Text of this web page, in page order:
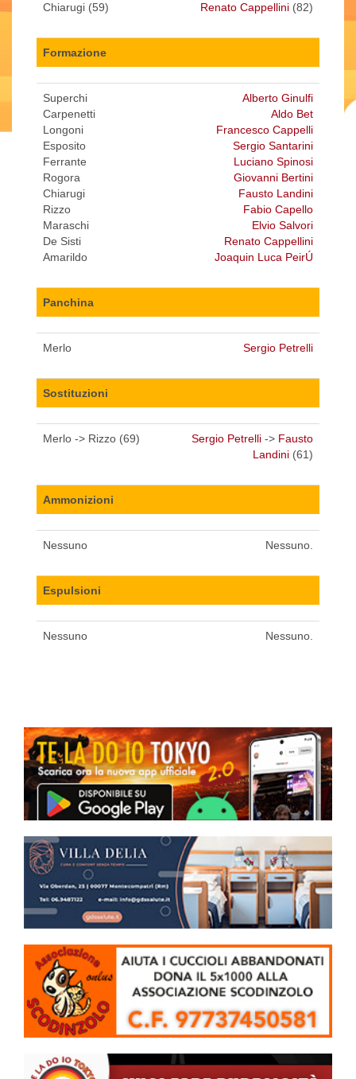
Chiarugi (59)
Renato Cappellini (82)
Formazione
Superchi
Carpenetti
Longoni
Esposito
Ferrante
Rogora
Chiarugi
Rizzo
Maraschi
De Sisti
Amarildo
Alberto Ginulfi
Aldo Bet
Francesco Cappelli
Sergio Santarini
Luciano Spinosi
Giovanni Bertini
Fausto Landini
Fabio Capello
Elvio Salvori
Renato Cappellini
Joaquin Luca PeirÚ
Panchina
Merlo Sergio Petrelli
Sostituzioni
Merlo -> Rizzo (69) Sergio Petrelli -> Fausto
Landini (61)
Ammonizioni
Nessuno Nessuno.
Espulsioni
Nessuno Nessuno.